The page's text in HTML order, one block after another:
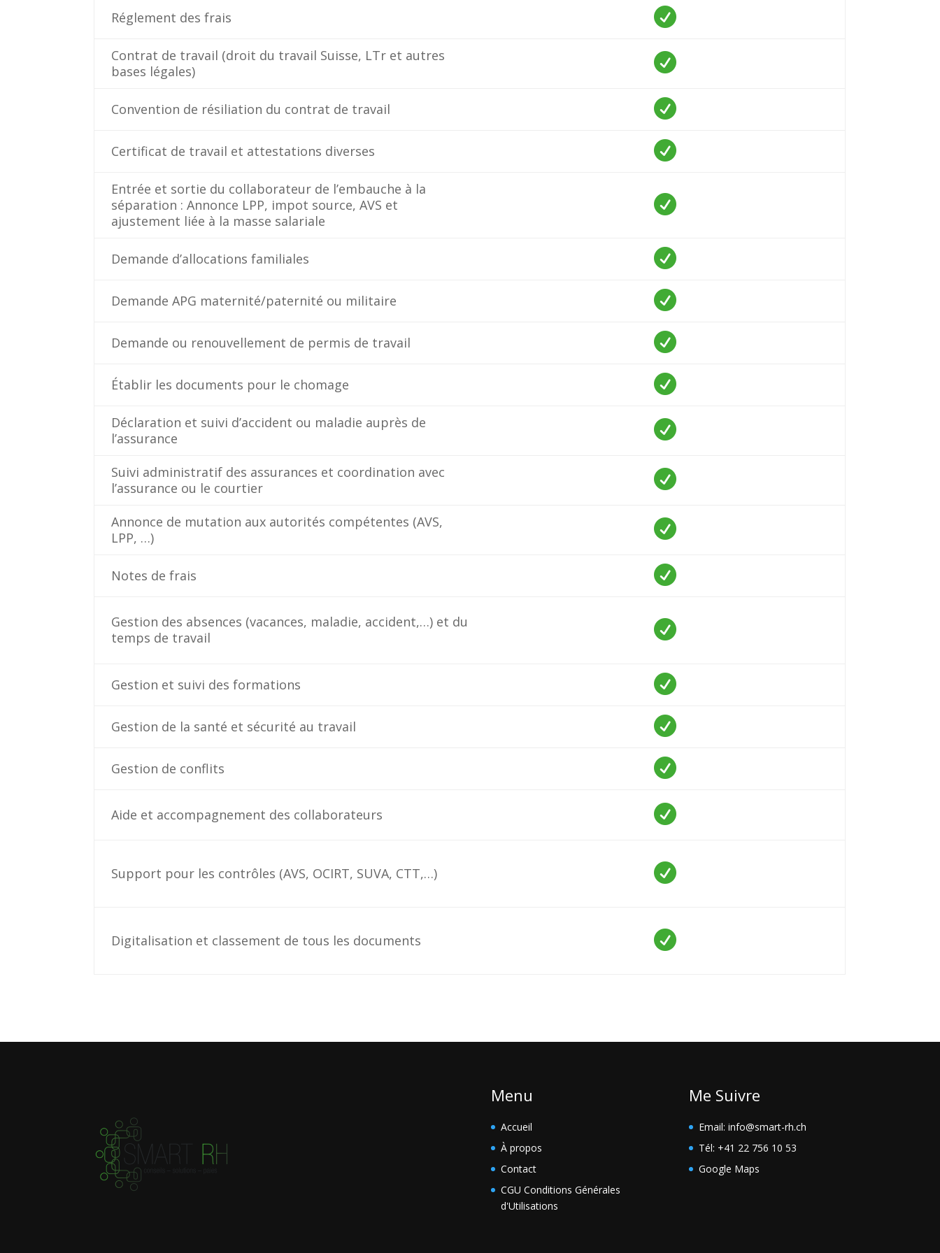
Réglement des frais 
Contrat de travail (droit du travail Suisse, LTr et autres
bases légales)

Convention de résiliation du contrat de travail 
Certificat de travail et attestations diverses 
Entrée et sortie du collaborateur de l’embauche à la
séparation : Annonce LPP, impot source, AVS et
ajustement liée à la masse salariale

Demande d’allocations familiales 
Demande APG maternité/paternité ou militaire 
Demande ou renouvellement de permis de travail 
Établir les documents pour le chomage 
Déclaration et suivi d’accident ou maladie auprès de
l’assurance

Suivi administratif des assurances et coordination avec
l’assurance ou le courtier

Annonce de mutation aux autorités compétentes (AVS,
LPP, …)

Notes de frais 
Gestion des absences (vacances, maladie, accident,…) et du
temps de travail

Gestion et suivi des formations 
Gestion de la santé et sécurité au travail 
Gestion de conflits 
Aide et accompagnement des collaborateurs 
Support pour les contrôles (AVS, OCIRT, SUVA, CTT,…) 
Digitalisation et classement de tous les documents 
Menu
Accueil
À propos
Contact
CGU Conditions Générales
d'Utilisations
Me Suivre
Email: info@smart-rh.ch
Tél: +41 22 756 10 53
Google Maps